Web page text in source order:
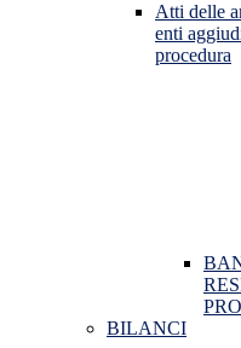
Atti delle
enti
procedura
BILANCI